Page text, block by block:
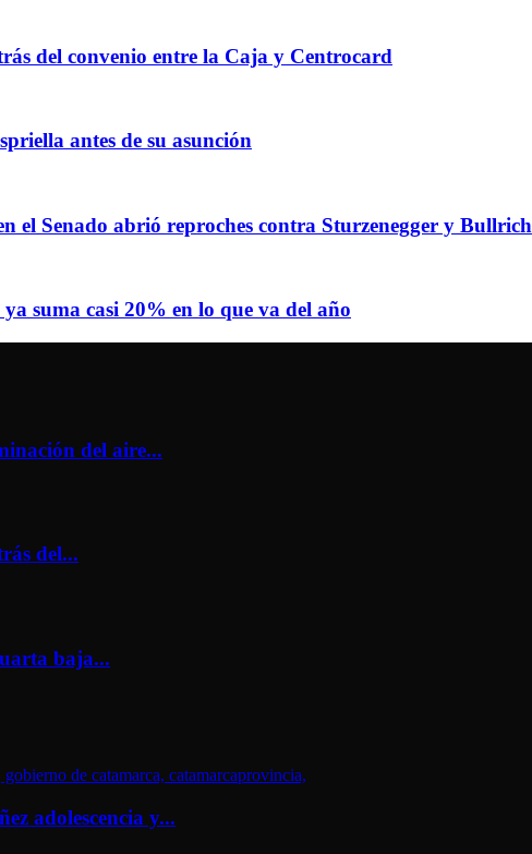
del convenio entre la Caja y Centrocard
antes de su asunción
el Senado abrió reproches contra Sturzenegger y Bullrich
suma casi 20% en lo que va del año
del aire...
del...
baja...
adolescencia y...